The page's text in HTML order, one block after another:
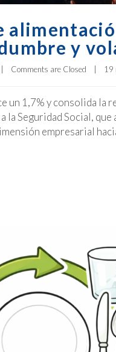
y
Comments are Closed 19
un 1,7% y consolida la
la Seguridad Social,
empresarial